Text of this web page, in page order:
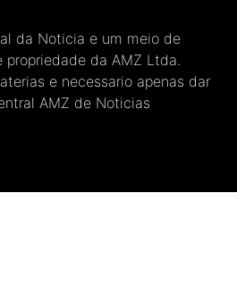
da Noticia e um meio de
propriedade da AMZ Ltda.
e necessario apenas dar
AMZ de Noticias